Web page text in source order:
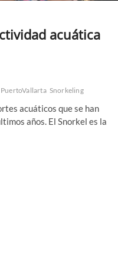
acuática
PuertoVallarta Snorkeling
acuáticos que se han
años. El Snorkel es la